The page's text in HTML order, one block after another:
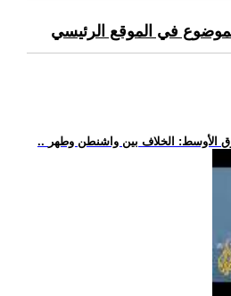
في الموقع الرئيسي
الأوسط: الخلاف بين واشنطن وطهر